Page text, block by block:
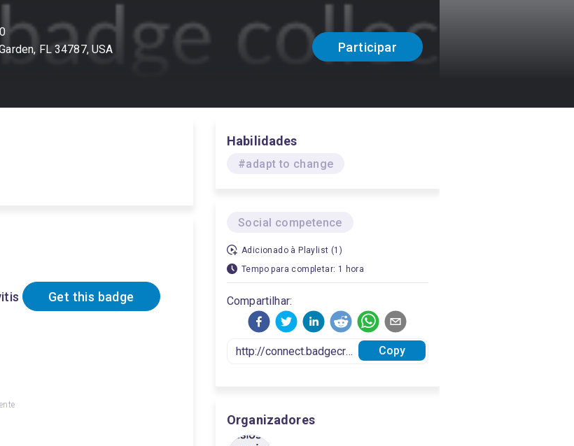
FL 34787, USA
Participar
Get this badge
Habilidades
#adapt to change
Social competence
Adicionado à Playlist (1)
Tempo para completar: 1 hora
Compartilhar:
Copy
Organizadores